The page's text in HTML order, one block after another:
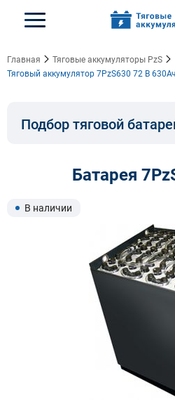
Главная
Тяговые аккумуляторы PzS
Тяговый аккумулятор 7PzS630 72 В 630Ач
Подбор тяговой
Тип:
Батарея
В наличии